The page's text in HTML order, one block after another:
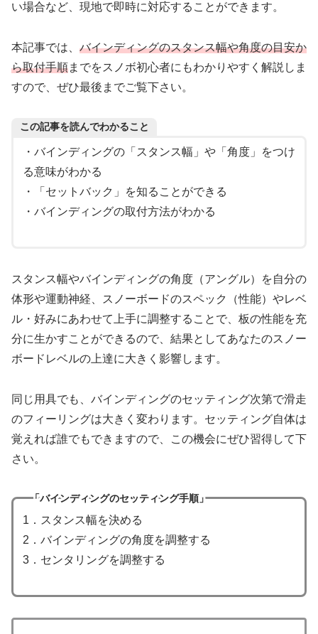
い場合など、現地で即時に対応することができます。
本記事では、 バインディングのスタンス幅や角度の目安か
ら取付手順までをスノボ初心者にもわかりやすく解説しま
すので、ぜひ最後までご覧下さい。
この記事を読んでわかること
・バインディングの「スタンス幅」や「角度」をつけ
る意味がわかる
・「セットバック」を知ることができる
・バインディングの取付方法がわかる
スタンス幅やバインディングの角度（アングル）を自分の
体形や運動神経、スノーボードのスペック（性能）やレベ
ル・好みにあわせて上手に調整することで、板の性能を充
分に生かすことができるので、結果としてあなたのスノー
ボードレベルの上達に大きく影響します。
同じ用具でも、バインディングのセッティング次第で滑走
のフィーリングは大きく変わります。セッティング自体は
覚えれば誰でもできますので、この機会にぜひ習得して下
さい。
「バインディングのセッティング手順」
1．スタンス幅を決める
2．バインディングの角度を調整する
3．センタリングを調整する